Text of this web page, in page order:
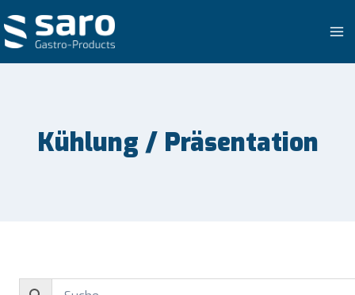
Inhalt
springen
Kühlung / Präsentation